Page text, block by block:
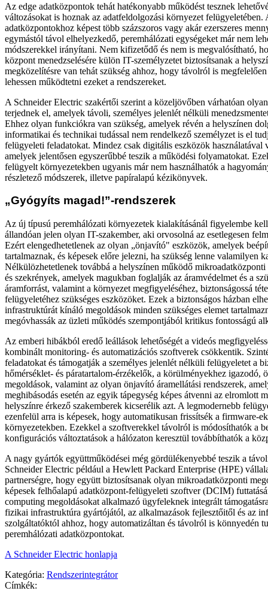
Az edge adatközpontok tehát hatékonyabb működést tesznek
változásokat is hoznak az adatfeldolgozási környezet felügyeletében.
adatközpontokhoz képest több százszoros vagy akár ezerszeres
egymástól távol elhelyezkedő, peremhálózati egységeket már nem
módszerekkel irányítani. Nem kifizetődő és nem is megvalósítható,
központ menedzselésére külön IT-személyzetet biztosítsanak a
megközelítésre van tehát szükség ahhoz, hogy távolról is
lehessen működtetni ezeket a rendszereket.
A Schneider Electric szakértői szerint a közeljövőben várhatóan
terjednek el, amelyek távoli, személyes jelenlét nélküli
Ehhez olyan funkciókra van szükség, amelyek révén a helyszínen
informatikai és technikai tudással nem rendelkező személyzet is el
felügyeleti feladatokat. Mindez csak digitális eszközök használatával
amelyek jelentősen egyszerűbbé teszik a működési folyamatokat.
felügyelt környezetekben ugyanis már nem használhatók a
részletező módszerek, illetve papíralapú kézikönyvek.
„Gyógyíts magad!”-rendszerek
Az új típusú peremhálózati környezetek kialakításánál figyelembe
állandóan jelen olyan IT-szakember, aki orvosolná az esetlegesen
Ezért elengedhetetlenek az olyan „önjavító" eszközök, amelyek
tartalmaznak, és képesek előre jelezni, ha szükség lenne valamilyen
Nélkülözhetetlenek továbbá a helyszínen működő
és szekrények, amelyek magukban foglalják az áramvédelmet és a
áramforrást, valamint a környezet megfigyeléséhez, biztonságossá
felügyeletéhez szükséges eszközöket. Ezek a biztonságos házban
infrastruktúrát kínáló megoldások minden szükséges elemet
megóvhassák az üzleti működés szempontjából kritikus fontosságú
Az emberi hibákból eredő leállások lehetőségét a videós
kombinált monitoring- és automatizációs szoftverek csökkentik.
feladatokat és támogatják a személyes jelenlét nélküli felügyeletet a
hőmérséklet- és páratartalom-érzékelők, a körülményekhez igazodó,
megoldások, valamint az olyan önjavító áramellátási rendszerek,
meghibásodás esetén az egyik tápegység képes átvenni az elromlott
helyszínre érkező szakemberek kicserélik azt. A legmodernebb
ezenfelül arra is képesek, hogy automatikusan frissítsék a firmware-
környezetekben. Ezekkel a szoftverekkel távolról is módosíthatók a
konfigurációs változtatások a hálózaton keresztül továbbíthatók a
A nagy gyártók együttműködései még gördülékenyebbé teszik a
Schneider Electric például a Hewlett Packard Enterprise (HPE)
partnerségre, hogy együtt biztosítsanak olyan mikroadatközponti
képesek felhőalapú adatközpont-felügyeleti szoftver (DCIM)
computing megoldásokat alkalmazó ügyfeleknek integrált
fizikai infrastruktúra gyártójától, az alkalmazások fejlesztőitől és az
szolgáltatóktól ahhoz, hogy automatizáltan és távolról is könnyedén
peremhálózati adatközpontokat.
A Schneider Electric honlapja
Kategória: Rendszerintegrátor
Címkék: